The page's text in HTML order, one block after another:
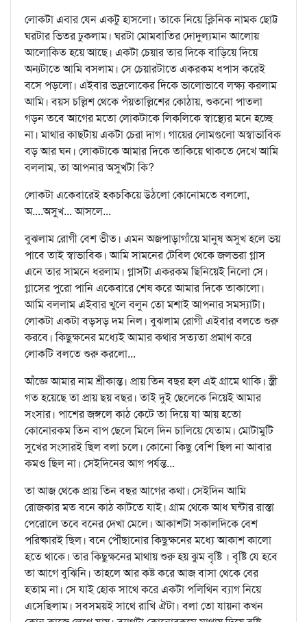
লোকটা এবার যেন একটু হাসলো। তাকে নিয়ে ক্লিনিক নামক ছোট্ট
ঘরটার ভিতর ঢুকলাম। ঘরটা মোমবাতির দোদুল্যমান আলোয়
আলোকিত হয়ে আছে। একটা চেয়ার তার দিকে বাড়িয়ে দিয়ে
অন্যটাতে আমি বসলাম। সে চেয়ারটাতে একরকম ধপাস করেই
বসে পড়লো। এইবার ভদ্রলোকের দিকে ভালোভাবে লক্ষ্য করলাম
আমি। বয়স চল্লিশ থেকে পঁয়তাল্লিশের কোঠায়, শুকনো পাতলা
গড়ন তবে আগের মতো লোকটাকে লিকলিকে স্বাস্থ্যের মনে হচ্ছে
না। মাথার কাছটায় একটা চেরা দাগ। গায়ের লোমগুলো অস্বাভাবিক
বড় আর ঘন। লোকটাকে আমার দিকে তাকিয়ে থাকতে দেখে আমি
বললাম, তা আপনার অসুখটা কি?
লোকটা একেবারেই হকচকিয়ে উঠলো কোনোমতে বললো,
অ....অসুখ... আসলে...
বুঝলাম রোগী বেশ ভীত। এমন অজপাড়াগাঁয়ে মানুষ অসুখ হলে ভয়
পাবে তাই স্বাভাবিক। আমি সামনের টেবিল থেকে জলভরা গ্লাস
এনে তার সামনে ধরলাম। গ্লাসটা একরকম ছিনিয়েই নিলো সে।
গ্লাসের পুরো পানি একেবারে শেষ করে আমার দিকে তাকালো।
আমি বললাম এইবার খুলে বলুন তো মশাই আপনার সমস্যাটা।
লোকটা একটা বড়সড় দম নিল। বুঝলাম রোগী এইবার বলতে শুরু
করবে। কিছুক্ষনের মধ্যেই আমার কথার সত্যতা প্রমাণ করে
লোকটি বলতে শুরু করলো...
আঁজ্ঞে আমার নাম শ্রীকান্ত। প্রায় তিন বছর হল এই গ্রামে থাকি। স্ত্রী
গত হয়েছে তা প্রায় ছয় বছর। তাই দুই ছেলেকে নিয়েই আমার
সংসার। পাশের জঙ্গলে কাঠ কেটে তা দিয়ে যা আয় হতো
কোনোরকম তিন বাপ ছেলে মিলে দিন চালিয়ে যেতাম। মোটামুটি
সুখের সংসারই ছিল বলা চলে। কোনো কিছু বেশি ছিল না আবার
কমও ছিল না। সেইদিনের আগ পর্যন্ত...
তা আজ থেকে প্রায় তিন বছর আগের কথা। সেইদিন আমি
রোজকার মত বনে কাঠ কাটতে যাই। গ্রাম থেকে আধ ঘন্টার রাস্তা
পেরোলে তবে বনের দেখা মেলে। আকাশটা সকালদিকে বেশ
পরিষ্কারই ছিল। বনে পৌঁছানোর কিছুক্ষনের মধ্যে আকাশ কালো
হতে থাকে। তার কিছুক্ষনের মাথায় শুরু হয় ঝুম বৃষ্টি । বৃষ্টি যে হবে
তা আগে বুঝিনি। তাহলে আর কষ্ট করে আজ বাসা থেকে বের
হতাম না। সে যাই হোক সাথে করে একটা পলিথিন ব্যাগ নিয়ে
এসেছিলাম। সবসময়ই সাথে রাখি ঐটা। বলা তো যায়না কখন